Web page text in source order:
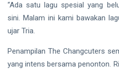
Pilkada 2024
Donald Trump
PT IKPP Perawang
KPK
“Ada satu lagu spesial yang
sini. Malam ini kami bawakan
ujar Tria.
Penampilan The Changcuters
yang intens bersama penonton.